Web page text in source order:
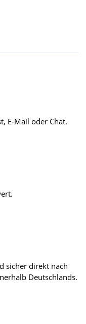
E-Mail oder Chat.
sicher direkt nach
Deutschlands.